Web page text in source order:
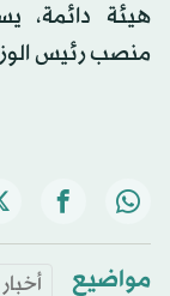
هيئة دائمة،
منصب رئيس
مواضيع